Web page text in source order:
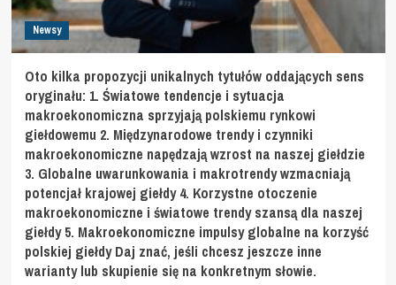
Newsy
Oto kilka propozycji unikalnych tytułów oddających sens
oryginału: 1. Światowe tendencje i sytuacja
makroekonomiczna sprzyjają polskiemu rynkowi
giełdowemu 2. Międzynarodowe trendy i czynniki
makroekonomiczne napędzają wzrost na naszej giełdzie
3. Globalne uwarunkowania i makrotrendy wzmacniają
potencjał krajowej giełdy 4. Korzystne otoczenie
makroekonomiczne i światowe trendy szansą dla naszej
giełdy 5. Makroekonomiczne impulsy globalne na korzyść
polskiej giełdy Daj znać, jeśli chcesz jeszcze inne
warianty lub skupienie się na konkretnym słowie.